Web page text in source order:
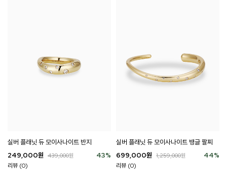
실버 플래닛 듀 모이사나이트 반지
43%
249,000원 439,000원
리뷰 (0)
실버 플래닛 듀 모이사나이트 뱅글 팔찌
44%
699,000원 1,259,000원
리뷰 (0)